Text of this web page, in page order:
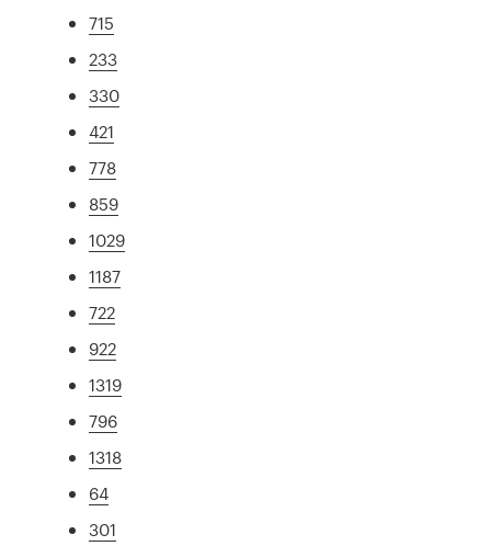
715
233
330
421
778
859
1029
1187
722
922
1319
796
1318
64
301